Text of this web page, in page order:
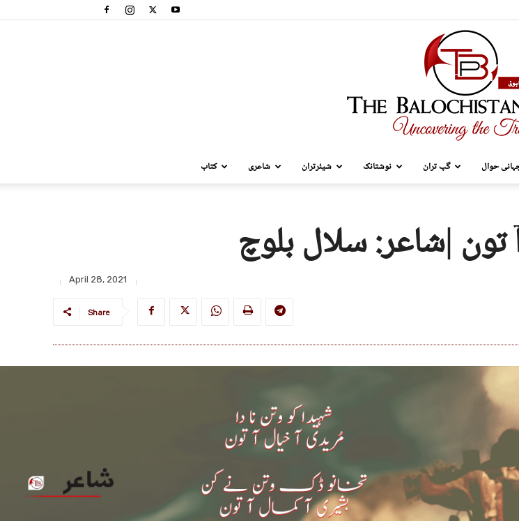
حوال گپ تران نوشتانک شیئرتران شاعری کتاب
تون |شاعر: سلال بلوچ
April 28, 2021
Share